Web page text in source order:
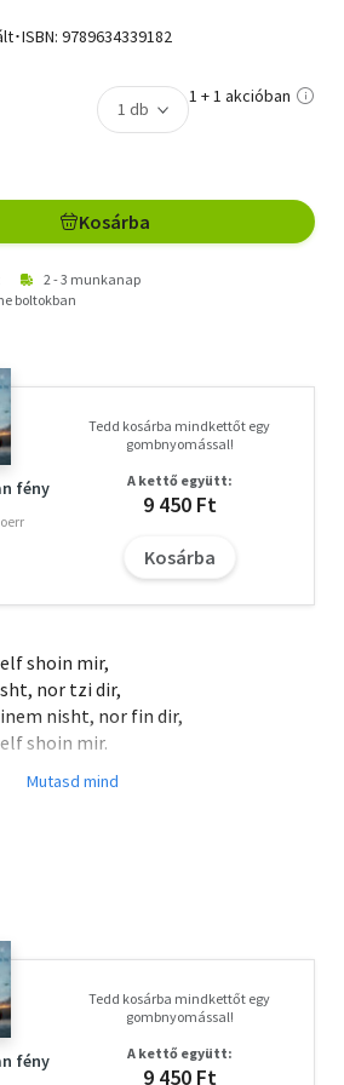
･ISBN: 9789634339182
1 + 1 akcióban
Kosárba
2 - 3 munkanap
boltokban
fény
Tedd kosárba mindkettőt egy
gombnyomással!
A kettő együtt:
9 450 Ft
Kosárba
shoin mir,
nor tzi dir,
nisht, nor fin dir,
shoin mir.
segíts nekem,
történet egy kislány és egy macska
és arról, hogyan élték túl együtt
fény
Tedd kosárba mindkettőt egy
gombnyomással!
A kettő együtt:
9 450 Ft